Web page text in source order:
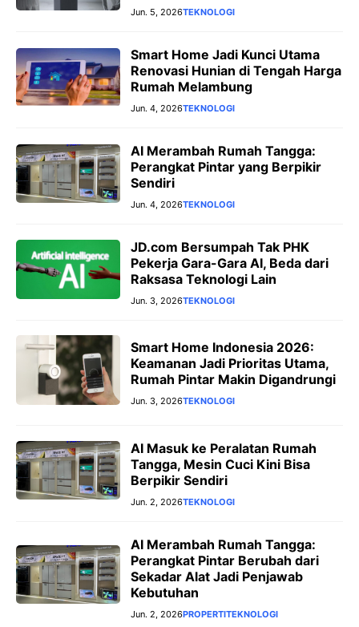
Jun. 5, 2026TEKNOLOGI
Smart Home Jadi Kunci Utama
Renovasi Hunian di Tengah Harga
Rumah Melambung
Jun. 4, 2026TEKNOLOGI
AI Merambah Rumah Tangga:
Perangkat Pintar yang Berpikir
Sendiri
Jun. 4, 2026TEKNOLOGI
JD.com Bersumpah Tak PHK
Pekerja Gara-Gara AI, Beda dari
Raksasa Teknologi Lain
Jun. 3, 2026TEKNOLOGI
Smart Home Indonesia 2026:
Keamanan Jadi Prioritas Utama,
Rumah Pintar Makin Digandrungi
Jun. 3, 2026TEKNOLOGI
AI Masuk ke Peralatan Rumah
Tangga, Mesin Cuci Kini Bisa
Berpikir Sendiri
Jun. 2, 2026TEKNOLOGI
AI Merambah Rumah Tangga:
Perangkat Pintar Berubah dari
Sekadar Alat Jadi Penjawab
Kebutuhan
Jun. 2, 2026PROPERTITEKNOLOGI